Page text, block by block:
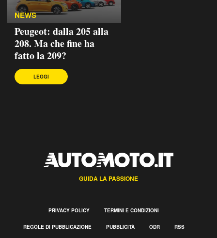
NEWS
Peugeot: dalla 205 alla
208. Ma che fine ha
fatto la 209?
LEGGI
GUIDA LA PASSIONE
PRIVACY POLICY TERMINI E CONDIZIONI
REGOLE DI PUBBLICAZIONE PUBBLICITÀ ODR RSS